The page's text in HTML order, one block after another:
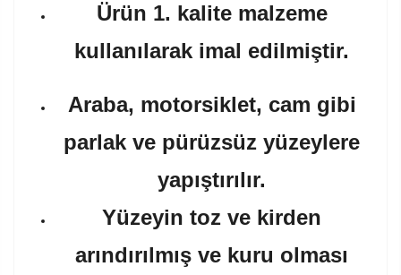
Ürün 1. kalite malzeme
kullanılarak imal edilmiştir.
Araba, motorsiklet, cam gibi
parlak ve pürüzsüz yüzeylere
yapıştırılır.
Yüzeyin toz ve kirden
arındırılmış ve kuru olması